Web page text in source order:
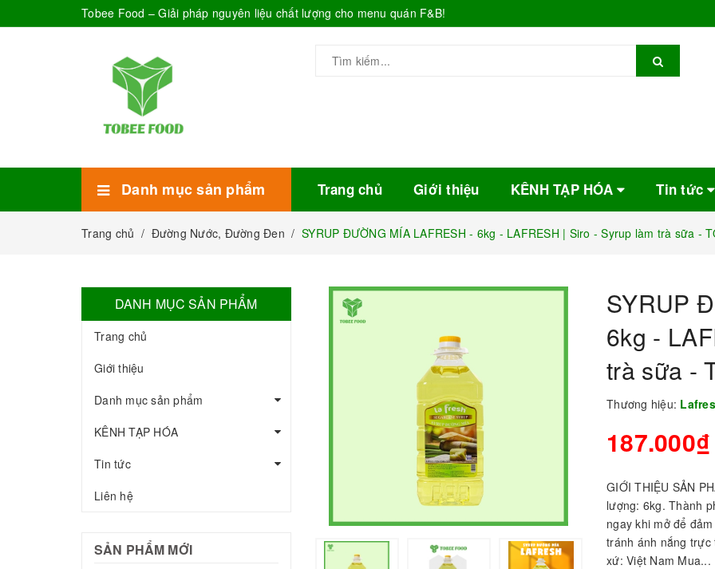
Tobee Food – Giải pháp nguyên liệu chất lượng cho menu quán F&B!
Danh mục sản phẩm Trang chủ Giới thiệu KÊNH TẠP HÓA Tin tức
Trang chủ / Đường Nước, Đường Đen / SYRUP ĐƯỜNG MÍA LAFRESH - 6kg - LAFRESH | Siro - Syrup làm trà sữa -
SYRUP
6kg -
trà sữa -
Thương hiệu:
187.000₫
GIỚI THIỆU SẢN
lượng: 6kg. Thành
ngay khi mở để
tránh ánh nắng
xứ: Việt Nam Mua...
DANH MỤC SẢN PHẨM
Trang chủ
Giới thiệu
Danh mục sản phẩm
KÊNH TẠP HÓA
Tin tức
Liên hệ
SẢN PHẨM MỚI